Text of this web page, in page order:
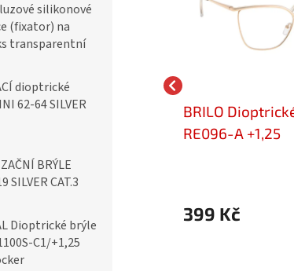
silikonové
(fixator) na
transparentní
dioptrické
62-64 SILVER
BRÝLE
SILVER CAT.3
Dioptrické brýle
C1/+1,25
Dioptrické brýle
A +1,25 flex
BRILO
RE096-A +1,25
399 Kč